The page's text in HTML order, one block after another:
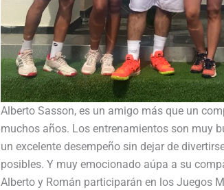
Alberto Sasson, es un amigo más que un
muchos años. Los entrenamientos son muy
un excelente desempeño sin dejar de
posibles. Y muy emocionado aúpa a su
Alberto y Román participarán en los Juegos